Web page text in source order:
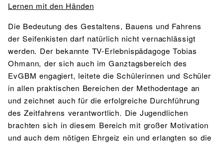
Lernen mit den Händen
Die Bedeutung des Gestaltens, Bauens und Fahrens
der Seifenkisten darf natürlich nicht vernachlässigt
werden. Der bekannte TV-Erlebnispädagoge Tobias
Ohmann, der sich auch im Ganztagsbereich des
EvGBM engagiert, leitete die Schülerinnen und Schüler
in allen praktischen Bereichen der Methodentage an
und zeichnet auch für die erfolgreiche Durchführung
des Zeitfahrens verantwortlich. Die Jugendlichen
brachten sich in diesem Bereich mit großer Motivation
und auch dem nötigen Ehrgeiz ein und erlangten so die